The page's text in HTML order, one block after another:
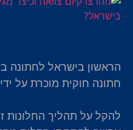
הראשון בישראל לחתונה
חתונה חוקית מוכרת על
להקל על תהליך החלונות